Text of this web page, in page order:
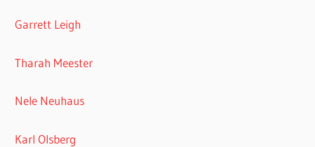
Garrett Leigh
Tharah Meester
Nele Neuhaus
Karl Olsberg